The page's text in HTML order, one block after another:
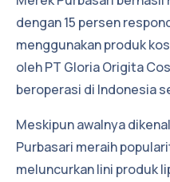
dengan 15 persen
menggunakan produk
oleh PT Gloria Origita
beroperasi di Indonesia
Meskipun awalnya
Purbasari meraih
meluncurkan lini produk